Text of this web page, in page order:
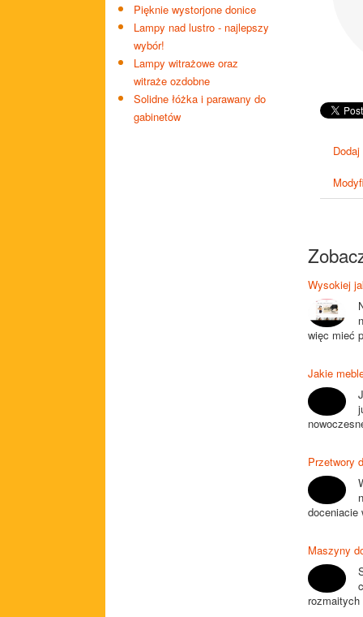
Pięknie wystorjone donice
Lampy nad lustro - najlepszy
wybór!
Lampy witrażowe oraz
witraże ozdobne
Solidne łóżka i parawany do
gabinetów
Wysokiej
więc mieć
Jakie
Przetwory
doceniacie
Maszyny